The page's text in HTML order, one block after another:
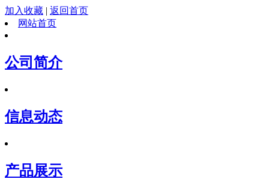
加入收藏 | 返回首页
网站首页
公司简介
信息动态
产品展示